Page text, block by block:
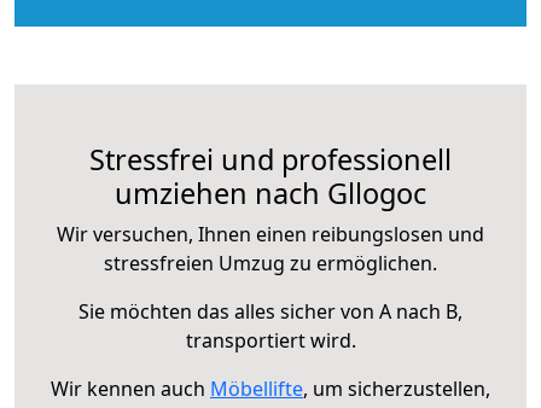
Stressfrei und professionell
umziehen nach Gllogoc
Wir versuchen, Ihnen einen reibungslosen und
stressfreien Umzug zu ermöglichen.
Sie möchten das alles sicher von A nach B,
transportiert wird.
Wir kennen auch Möbellifte, um sicherzustellen,